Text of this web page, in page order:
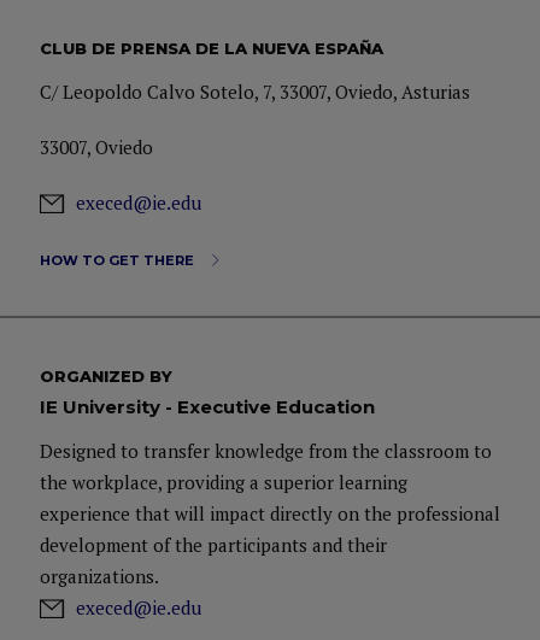
CLUB DE PRENSA DE LA NUEVA ESPAÑA
C/ Leopoldo Calvo Sotelo, 7, 33007, Oviedo, Asturias
33007, Oviedo
execed@ie.edu
HOW TO GET THERE
ORGANIZED BY
IE University - Executive Education
Designed to transfer knowledge from the classroom to
the workplace, providing a superior learning
experience that will impact directly on the professional
development of the participants and their
organizations.
execed@ie.edu